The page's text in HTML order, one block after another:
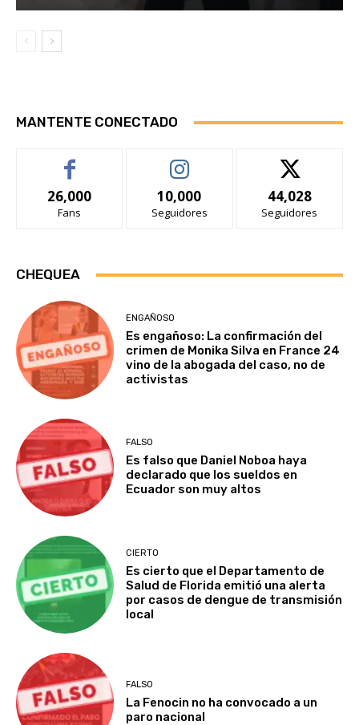
MANTENTE CONECTADO
26,000
Fans
10,000
Seguidores
44,028
Seguidores
CHEQUEA
ENGAÑOSO
Es engañoso: La confirmación del
crimen de Monika Silva en France 24
vino de la abogada del caso, no de
activistas
FALSO
Es falso que Daniel Noboa haya
declarado que los sueldos en
Ecuador son muy altos
CIERTO
Es cierto que el Departamento de
Salud de Florida emitió una alerta
por casos de dengue de transmisión
local
FALSO
La Fenocin no ha convocado a un
paro nacional